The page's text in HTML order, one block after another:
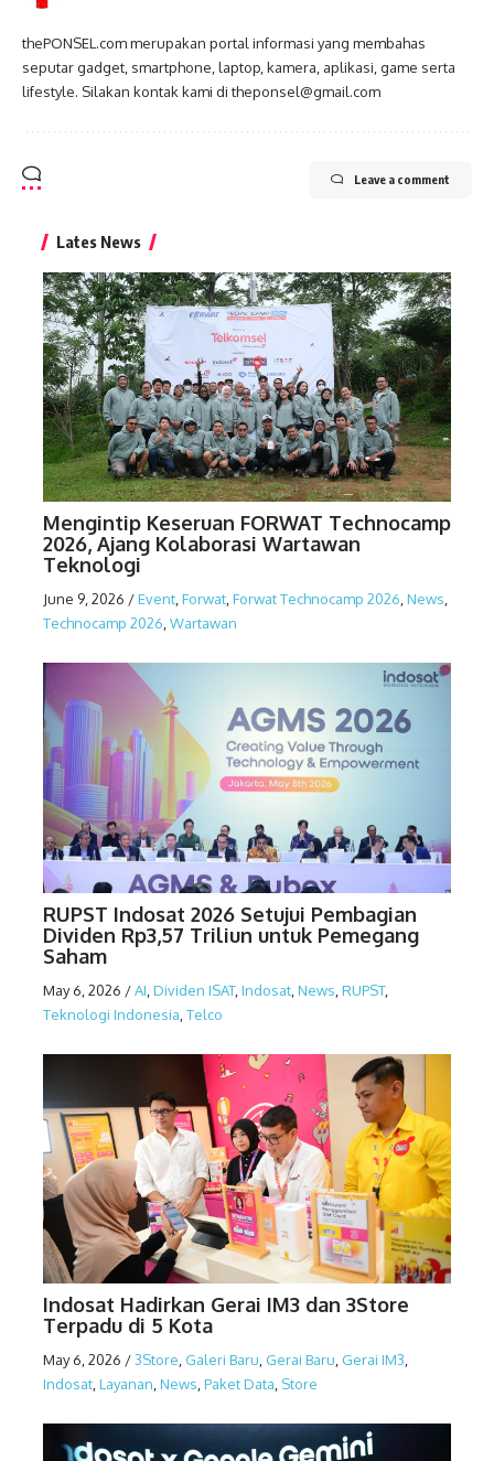
thePONSEL.com merupakan portal informasi yang membahas
seputar gadget, smartphone, laptop, kamera, aplikasi, game serta
lifestyle. Silakan kontak kami di theponsel@gmail.com
Leave a comment
Lates News
Mengintip Keseruan FORWAT Technocamp
2026, Ajang Kolaborasi Wartawan
Teknologi
June 9, 2026 /Event Forwat Forwat Technocamp 2026 News
Technocamp 2026 Wartawan
RUPST Indosat 2026 Setujui Pembagian
Dividen Rp3,57 Triliun untuk Pemegang
Saham
May 6, 2026 /AI Dividen ISAT, Indosat News RUPST,
Teknologi Indonesia Telco
Indosat Hadirkan Gerai IM3 dan 3Store
Terpadu di 5 Kota
May 6, 2026 /3Store Galeri Baru Gerai Baru Gerai IM3
Indosat Layanan News Paket Data Store